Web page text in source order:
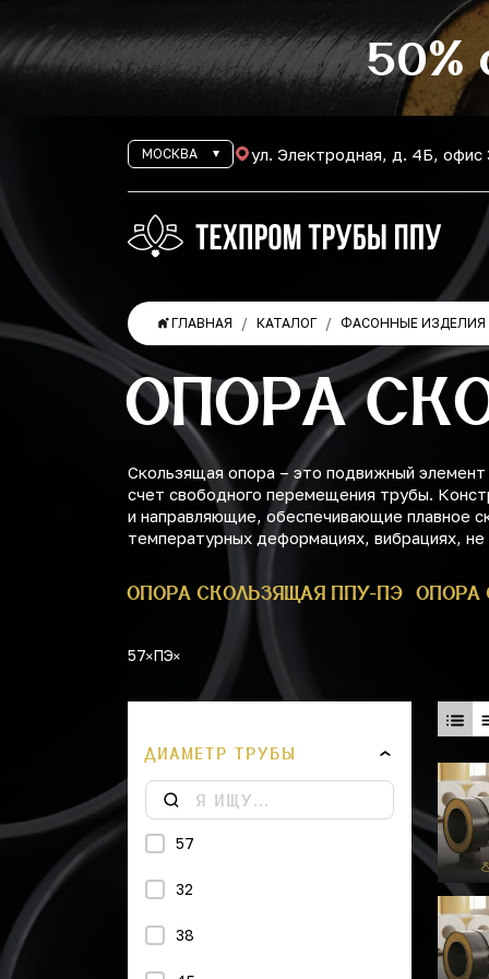
50%
МОСКВА ул. Электродная, д. 4Б, офис
ГЛАВНАЯ КАТАЛОГ ФАСОННЫЕ
ОПОРА
Скользящая опора – это подвижный
счет свободного перемещения трубы.
и направляющие, обеспечивающие плавное
температурных деформациях, вибрациях,
ОПОРА СКОЛЬЗЯЩАЯ ППУ-ПЭ ОПОРА
57 ПЭ
ДИАМЕТР ТРУБЫ
57
32
38